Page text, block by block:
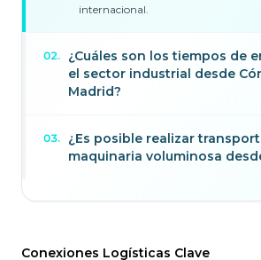
internacional.
02.
¿Cuáles son los tiempos de
el sector industrial desde
Madrid?
03.
¿Es posible realizar
maquinaria voluminosa
Conexiones Logísticas Clave